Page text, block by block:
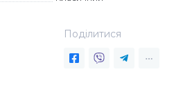
Поділитися